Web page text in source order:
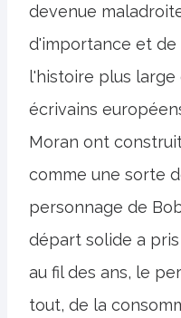
devenue
d'importance et
l'histoire plus large
écrivains
Moran ont
comme une sorte
personnage de
départ solide a
au fil des ans, le
tout, de la